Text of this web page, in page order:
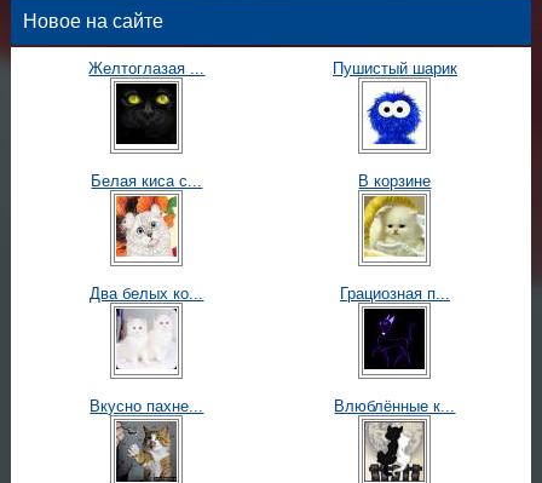
Новое на сайте
Желтоглазая ... Пушистый шарик
Белая киса с... В корзине
Два белых ко... Грациозная п...
Вкусно пахне... Влюблённые к...